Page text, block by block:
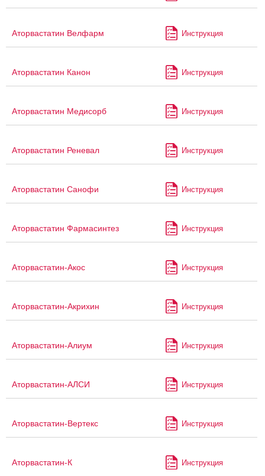
Аторвастатин Велфарм Инструкция
Аторвастатин Канон Инструкция
Аторвастатин Медисорб Инструкция
Аторвастатин Реневал Инструкция
Аторвастатин Санофи Инструкция
Аторвастатин Фармасинтез Инструкция
Аторвастатин-Акос Инструкция
Аторвастатин-Акрихин Инструкция
Аторвастатин-Алиум Инструкция
Аторвастатин-АЛСИ Инструкция
Аторвастатин-Вертекс Инструкция
Аторвастатин-К Инструкция